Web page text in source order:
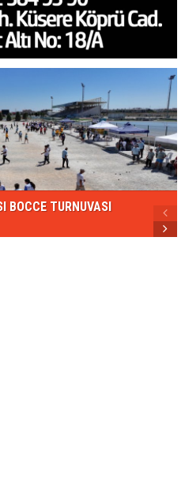
BOCCE TURNUVASI